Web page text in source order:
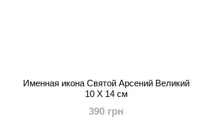
Именная икона Святой Арсений Великий
10 Х 14 см
390 грн